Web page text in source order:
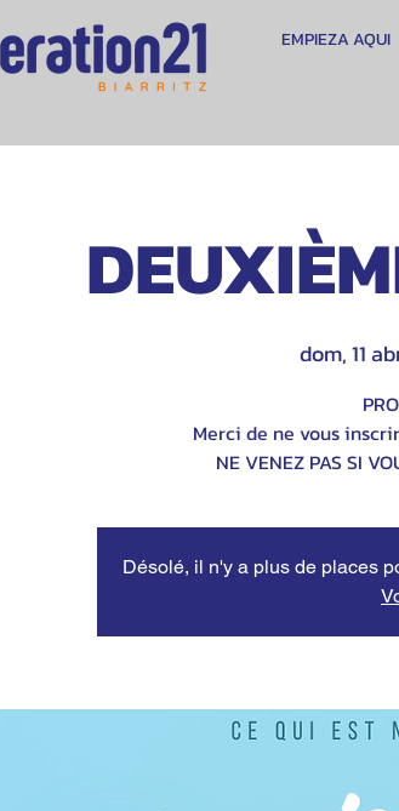
EMPIEZA AQUI
dom, 11
Merci de ne vous
NE VENEZ PAS SI
Désolé, il n'y a plus de places